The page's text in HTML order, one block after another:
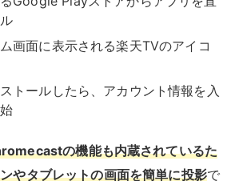
ます。
動・再生・一時停止・音量調整など
操作できて便利です。
TV
テンツ重視の
なUI
・アプリ重視のUI
・Androidスマート